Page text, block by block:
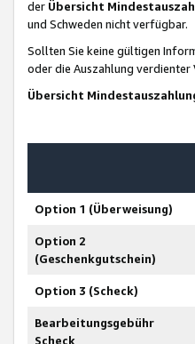
der Übersicht
und Schweden nicht verfügbar.
Sollten Sie keine gültigen
oder die Auszahlung
Übersicht
Option 1 (Überweisung)
Option 2
(Geschenkgutschein)
Option 3 (Scheck)
Bearbeitungsgebühr
Scheck